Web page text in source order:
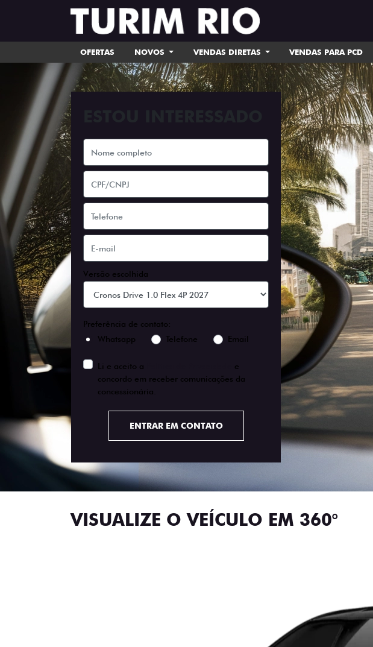
OFERTAS NOVOS VENDAS DIRETAS VENDAS PARA PCD
Versão escolhida
Preferência de contato:
Whatsapp
Telefone Email
Li e aceito a
e
concordo em receber comunicações da
concessionária.
ENTRAR EM CONTATO
VISUALIZE O VEÍCULO EM 360°